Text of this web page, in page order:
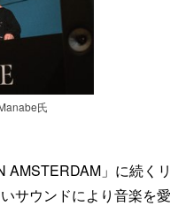
氏
AMSTERDAM」に続くリ
サウンドにより音楽を愛